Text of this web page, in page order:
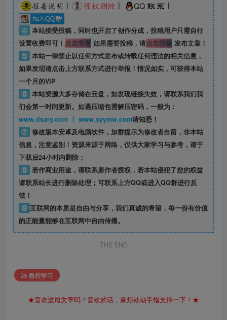
|
| |
④ 本站接受投稿，同时也开启了创作分成，投稿用户只需自行
设置收费即可！ 点击查看如果需要投稿，请点击投稿发布文章！
⑤ 本站一律禁止以任何方式发布或转载任何违法的相关信息，
如果发现请点击上方联系方式进行举报！情况如实，可获得本站
一个月的VIP
⑥ 本站资源大多存储在云盘，如发现链接失效，请联系我们我
们会第一时间更新。如遇压缩包需解压密码，一般为：
www.dsary.com 丨 www.syymw.com请知悉！
⑦ 修改版本安卓及电脑软件，加群提示为修改者自留， 非本站
信息，注意鉴别！资源来源于网络，仅供大家学习与参考，请于
下载后24小时内删除；
⑧ 若作商业用途，请联系原作者授权，若本站侵犯了您的权益
请联系站长进行删除处理；可联系上方QQ或进入QQ群进行反
馈！
⑨ 互联网的本质是自由与分享，我们真诚的希望，每一份有价值
的正能量能够在互联网中自由传播。
THE END
教程学习
★喜欢这篇文章吗？喜欢的话，麻烦动动手指支持一下！★